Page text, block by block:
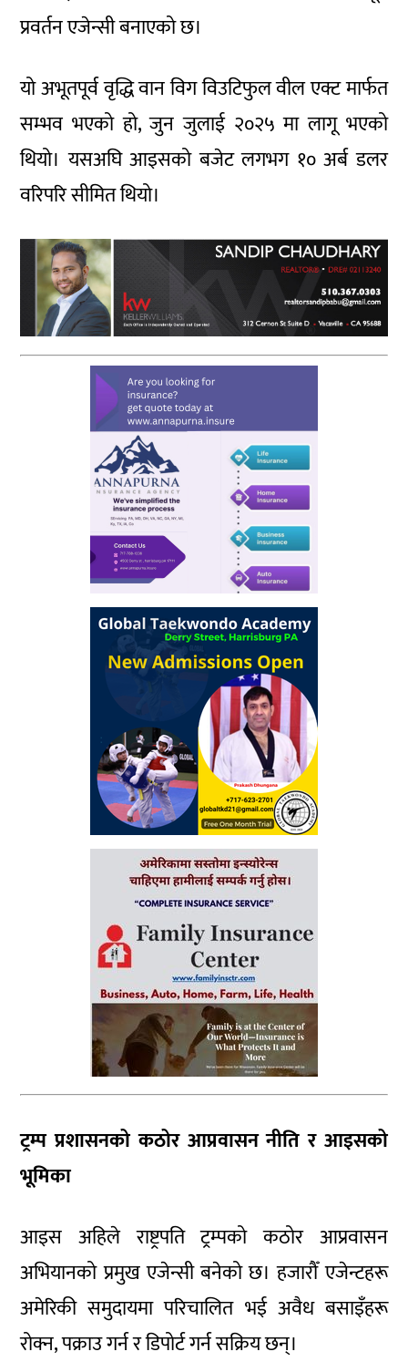
प्रवर्तन एजेन्सी बनाएको छ।
यो अभूतपूर्व वृद्धि वान विग विउटिफुल वील एक्ट मार्फत
सम्भव भएको हो, जुन जुलाई २०२५ मा लागू भएको
थियो। यसअघि आइसको बजेट लगभग १० अर्ब डलर
वरिपरि सीमित थियो।
ट्रम्प प्रशासनको कठोर आप्रवासन नीति र आइसको
भूमिका
आइस अहिले राष्ट्रपति ट्रम्पको कठोर आप्रवासन
अभियानको प्रमुख एजेन्सी बनेको छ। हजारौँ एजेन्टहरू
अमेरिकी समुदायमा परिचालित भई अवैध बसाइँहरू
रोक्न, पक्राउ गर्न र डिपोर्ट गर्न सक्रिय छन्।